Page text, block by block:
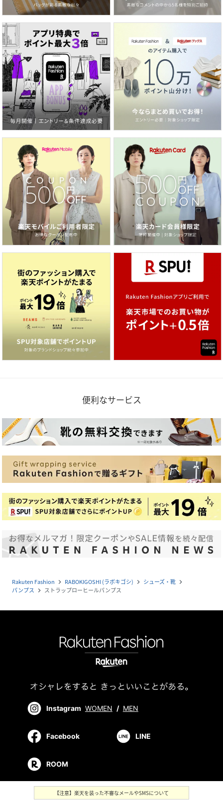
便利なサービス
Rakuten Fashion navigate_next RABOKIGOSHI (ラボキゴシ) navigate_next シューズ・靴 navigate_next
パンプス navigate_next ストラップローヒールパンプス
Instagram WOMEN / MEN
Facebook LINE
ROOM
【注意】楽天を装った不審なメールやSMSについて